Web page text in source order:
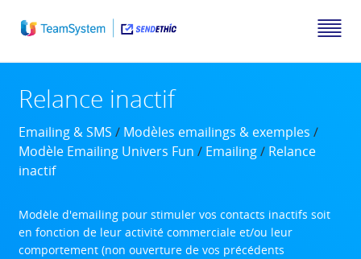
Relance inactif
Emailing & SMS / Modèles emailings & exemples /
Modèle Emailing Univers Fun / Emailing/ Relance
inactif
Modèle d'emailing pour stimuler vos contacts inactifs soit
en fonction de leur activité commerciale et/ou leur
comportement (non ouverture de vos précédents